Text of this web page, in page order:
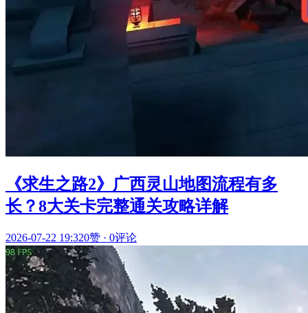
《求生之路2》广西灵山地图流程有多
长？8大关卡完整通关攻略详解
2026-07-22 19:320赞 · 0评论